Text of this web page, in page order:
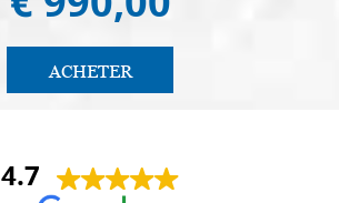
ACHETER
4.7